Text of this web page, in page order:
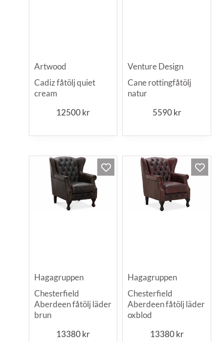
Artwood
Cadiz fåtölj quiet
cream
12500kr
Venture Design
Cane rottingfåtölj
natur
5590kr
Hagagruppen
Chesterfield
Aberdeen fåtölj läder
brun
13380kr
Hagagruppen
Chesterfield
Aberdeen fåtölj läder
oxblod
13380kr